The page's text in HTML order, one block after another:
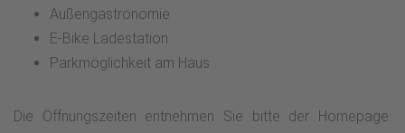
Außengastronomie
E-Bike Ladestation
Parkmöglichkeit am Haus
Die Öffnungszeiten entnehmen Sie bitte der Homepage: